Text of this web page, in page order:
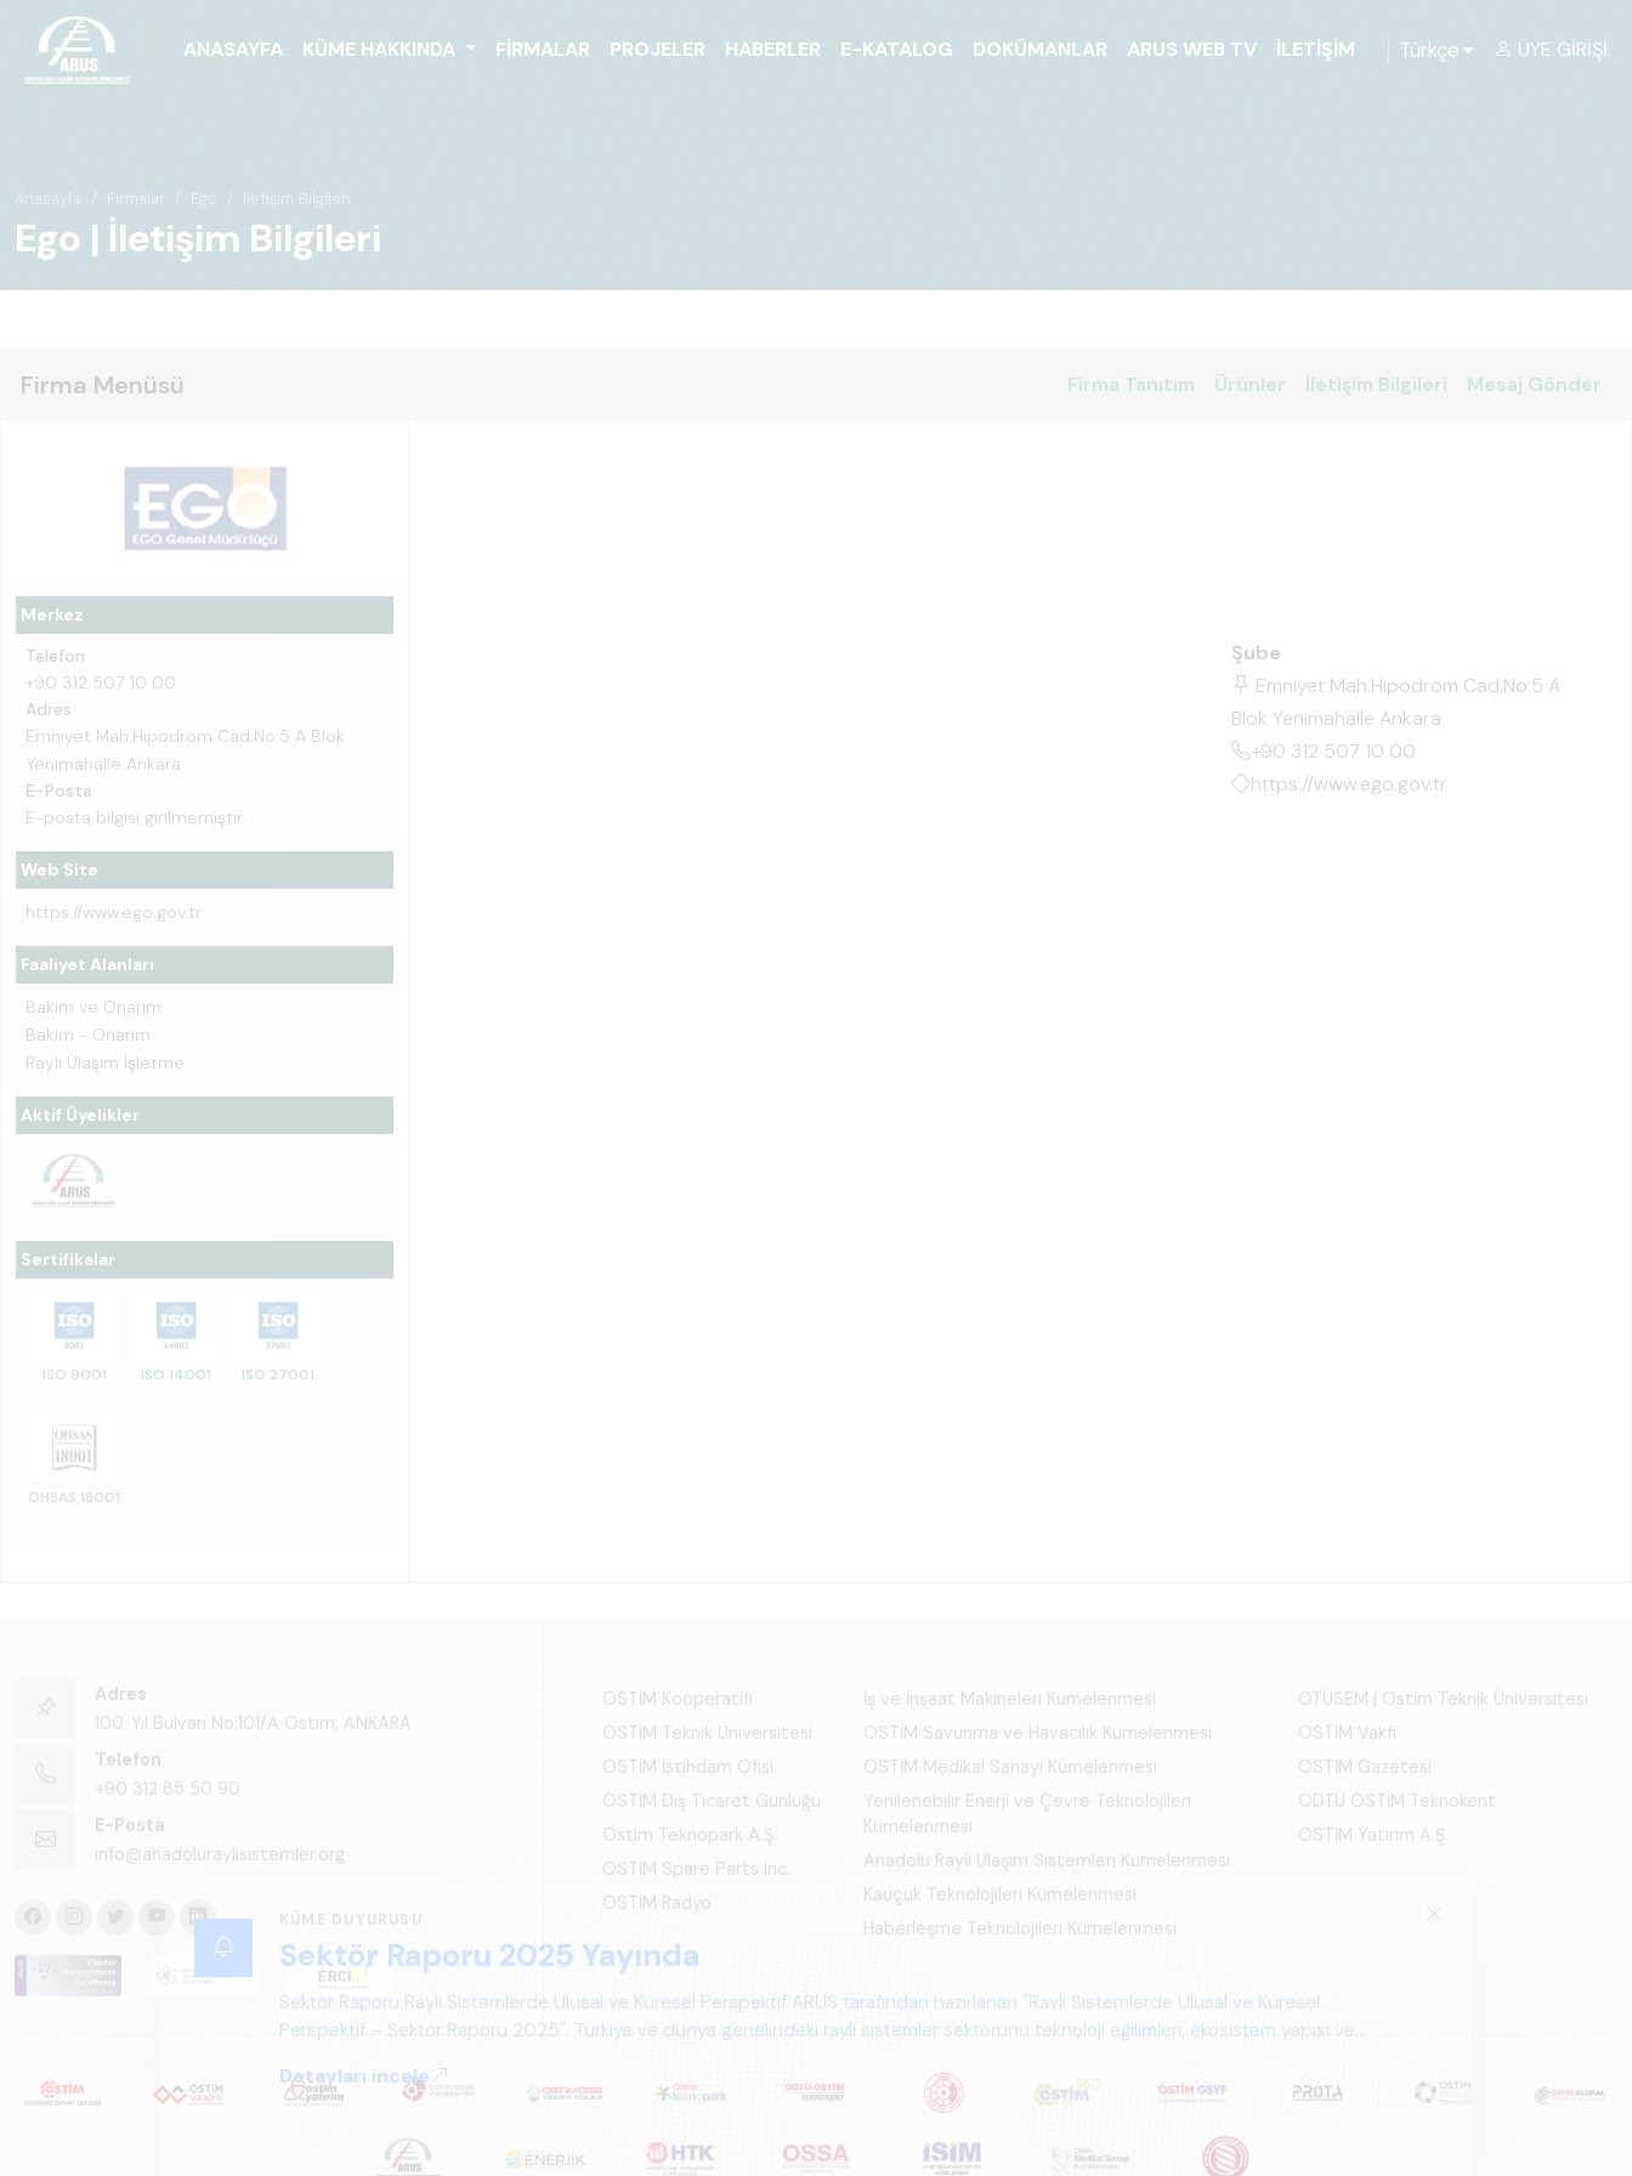
ANASAYFA KÜME HAKKINDA FIRMALAR PROJELER HABERLER E-KATALOG DOKÜMANLAR ARUS WEB TV İLETIŞIM Türkçe ÜYE GIRIŞI
Anasayfa Firmalar Ego İletişim Bilgileri
Ego | İletişim Bilgileri
Firma Menüsü Firma Tanıtım Ürünler İletişim Bilgileri Mesaj Gönder
Merkez
Telefon
+90 312 507 10 00
Adres
Emniyet Mah.Hipodrom Cad.No:5 A Blok
Yenimahalle Ankara
E-Posta
E-posta bilgisi girilmemiştir.
Web Site
https://www.ego.gov.tr
Faaliyet Alanları
Bakım ve Onarım
Bakım - Onarım
Raylı Ulaşım İşletme
Aktif Üyelikler
Sertifikalar
ISO 9001 ISO 14001 ISO 27001
OHSAS 18001
Şube
Emniyet Mah.Hipodrom Cad.No:5 A
Blok Yenimahalle Ankara
+90 312 507 10 00
https://www.ego.gov.tr
KÜME DUYURUSU
Sektör Raporu 2025 Yayında
Sektör Raporu Raylı Sistemlerde Ulusal ve Küresel Perspektif ARUS tarafından hazırlanan "Raylı Sistemlerde Ulusal ve Küresel
Perspektif – Sektör Raporu 2025", Türkiye ve dünya genelindeki raylı sistemler sektörünü teknoloji eğilimleri, ekosistem yapısı ve
Detayları incele
Adres
100. Yıl Bulvarı No:101/A Ostim, ANKARA
Telefon
+90 312 85 50 90
E-Posta
info@anadoluraylisistemler.org
OSTİM Kooperatifi
OSTİM Teknik Üniversitesi
OSTİM İstihdam Ofisi
OSTİM Dış Ticaret Günlüğü
Ostim Teknopark A.Ş.
OSTİM Spare Parts Inc.
OSTİM Radyo
İş ve İnşaat Makineleri Kümelenmesi
OSTİM Savunma ve Havacılık Kümelenmesi
OSTİM Medikal Sanayi Kümelenmesi
Yenilenebilir Enerji ve Çevre Teknolojileri
Kümelenmesi
Anadolu Raylı Ulaşım Sistemleri Kümelenmesi
Kauçuk Teknolojileri Kümelenmesi
Haberleşme Teknolojileri Kümelenmesi
OTÜSEM | Ostim Teknik Üniversitesi
OSTİM Vakfı
OSTİM Gazetesi
ODTÜ OSTİM Teknokent
OSTİM Yatırım A.Ş.